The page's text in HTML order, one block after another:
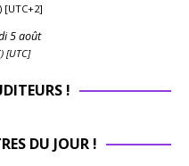
[UTC+2]
5 août
[UTC]
!
DU JOUR !